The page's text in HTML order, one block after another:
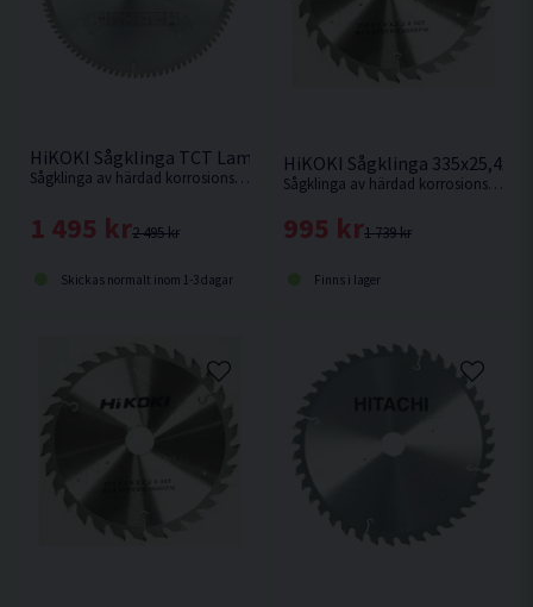
HiKOKI Sågklinga TCT Laminat Aluminium 305x30x2,8mm
Sågklinga av härdad korrosionsbeständigt stål för sågning i hårda och mjuka träslag och även aluminiumsmaterialer.
2 495 kr
1 495 kr
Skickas normalt inom 1-3 dagar
HiKOKI Sågklinga
Sågklinga av härdad korrosionsbeständigt stål för sågning i hårda och mjuka träslag.
1 739 kr
995 kr
Finns i lager